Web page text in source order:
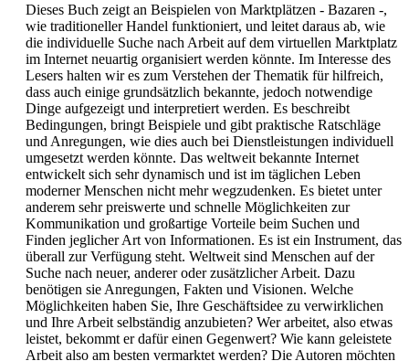
Dieses Buch zeigt an Beispielen von Marktplätzen - Bazaren -,
wie traditioneller Handel funktioniert, und leitet daraus ab, wie
die individuelle Suche nach Arbeit auf dem virtuellen Marktplatz
im Internet neuartig organisiert werden könnte. Im Interesse des
Lesers halten wir es zum Verstehen der Thematik für hilfreich,
dass auch einige grundsätzlich bekannte, jedoch notwendige
Dinge aufgezeigt und interpretiert werden. Es beschreibt
Bedingungen, bringt Beispiele und gibt praktische Ratschläge
und Anregungen, wie dies auch bei Dienstleistungen individuell
umgesetzt werden könnte. Das weltweit bekannte Internet
entwickelt sich sehr dynamisch und ist im täglichen Leben
moderner Menschen nicht mehr wegzudenken. Es bietet unter
anderem sehr preiswerte und schnelle Möglichkeiten zur
Kommunikation und großartige Vorteile beim Suchen und
Finden jeglicher Art von Informationen. Es ist ein Instrument, das
überall zur Verfügung steht. Weltweit sind Menschen auf der
Suche nach neuer, anderer oder zusätzlicher Arbeit. Dazu
benötigen sie Anregungen, Fakten und Visionen. Welche
Möglichkeiten haben Sie, Ihre Geschäftsidee zu verwirklichen
und Ihre Arbeit selbständig anzubieten? Wer arbeitet, also etwas
leistet, bekommt er dafür einen Gegenwert? Wie kann geleistete
Arbeit also am besten vermarktet werden? Die Autoren möchten